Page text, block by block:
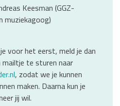
Keesman (GGZ-
muziekagoog)
voor het eerst, meld je dan
te sturen naar
, zodat we je kunnen
maken. Daarna kun je
jij wil.